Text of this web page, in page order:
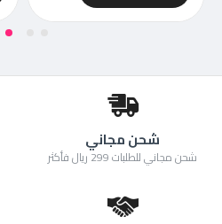
شحن مجاني
شحن مجاني للطلبات 299 ريال فأكثر